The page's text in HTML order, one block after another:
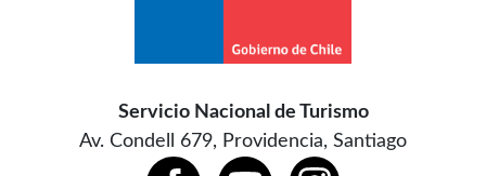
Servicio Nacional de Turismo
Av. Condell 679, Providencia, Santiago